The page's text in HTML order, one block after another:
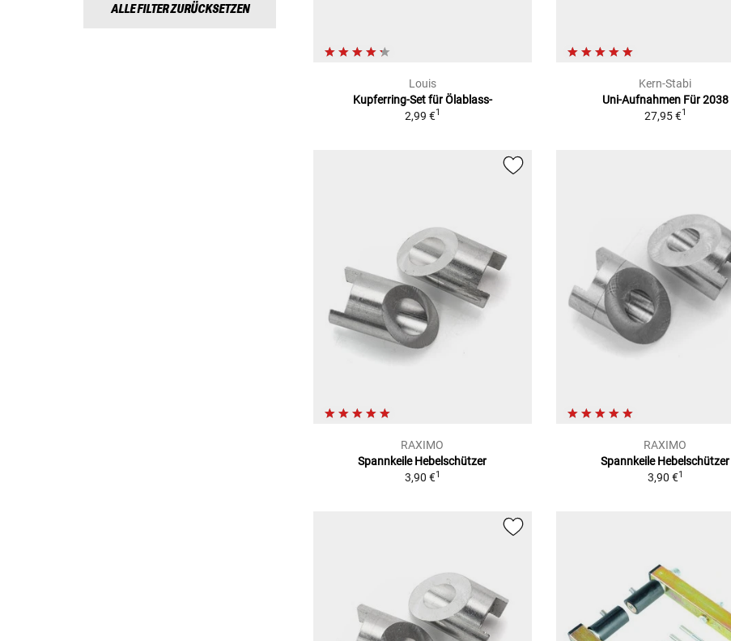
ALLE FILTER ZURÜCKSETZEN
Louis
Kupferring-Set für Ölablass-
2,99 €1
Kern-Stabi
Uni-Aufnahmen Für 2038
27,95 €1
RAXIMO
Spannkeile Hebelschützer
3,90 €1
RAXIMO
Spannkeile Hebelschützer
3,90 €1